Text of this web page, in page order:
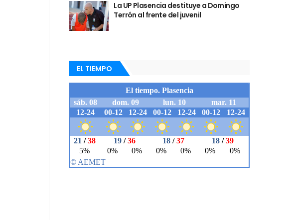
La UP Plasencia destituye a Domingo
Terrón al frente del juvenil
EL TIEMPO